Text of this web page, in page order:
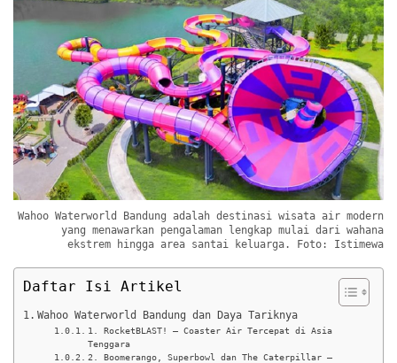
Wahoo Waterworld Bandung adalah destinasi wisata air modern
yang menawarkan pengalaman lengkap mulai dari wahana
ekstrem hingga area santai keluarga. Foto: Istimewa
Daftar Isi Artikel
Wahoo Waterworld Bandung dan Daya Tariknya
1. RocketBLAST! – Coaster Air Tercepat di Asia
Tenggara
2. Boomerango, Superbowl dan The Caterpillar –